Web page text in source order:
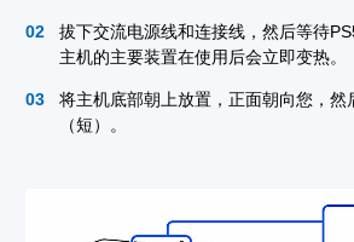
拔下交流电源线和连接线，然后等待
主机的主要装置在使用后会立即变热。
将主机底部朝上放置，正面朝向您，然
（短）。